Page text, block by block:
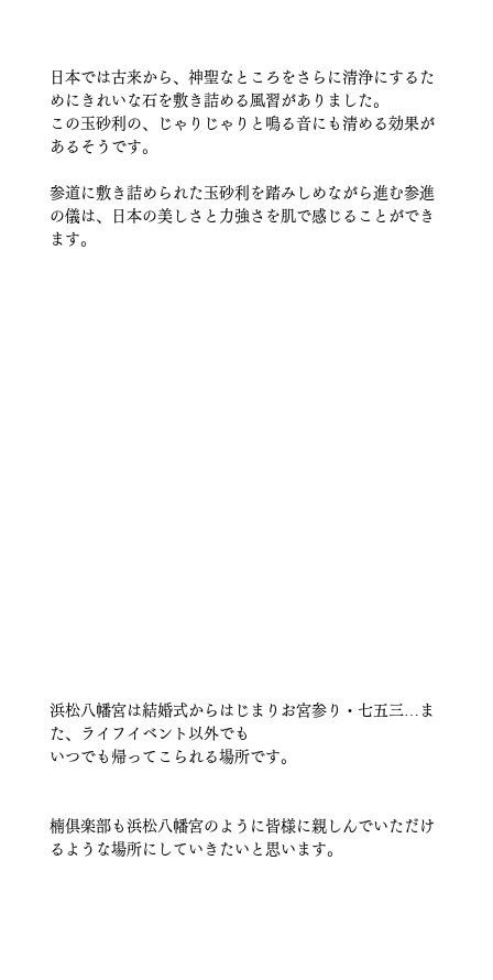
日本では古来から、神聖なところをさらに清浄にするた
めにきれいな石を敷き詰める風習がありました。
この玉砂利の、じゃりじゃりと鳴る音にも清める効果が
あるそうです。
参道に敷き詰められた玉砂利を踏みしめながら進む参進
の儀は、日本の美しさと力強さを肌で感じることができ
ます。
浜松八幡宮は結婚式からはじまりお宮参り・七五三…ま
た、ライフイベント以外でも
いつでも帰ってこられる場所です。
楠俱楽部も浜松八幡宮のように皆様に親しんでいただけ
るような場所にしていきたいと思います。